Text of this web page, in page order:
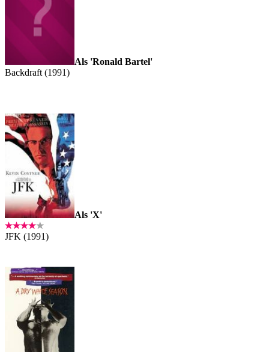
Als 'Ronald Bartel'
Backdraft (1991)
Als 'X'
JFK (1991)